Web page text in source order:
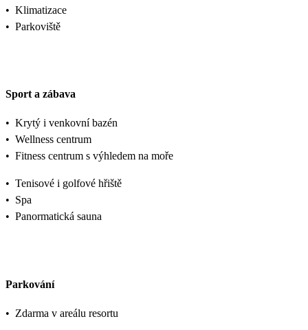
• Klimatizace
• Parkoviště
Sport a zábava
• Krytý i venkovní bazén
• Wellness centrum
• Fitness centrum s výhledem na moře
• Tenisové i golfové hřiště
• Spa
• Panormatická sauna
Parkování
• Zdarma v areálu resortu